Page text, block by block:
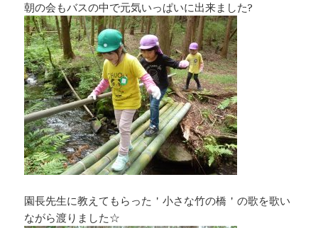
朝の会もバスの中で元気いっぱいに出来ました?
園長先生に教えてもらった＇小さな竹の橋＇の歌を歌い
ながら渡りました☆